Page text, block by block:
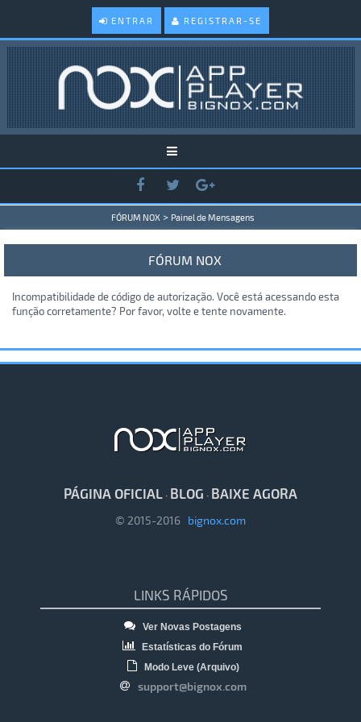
ENTRAR REGISTRAR-SE
FÓRUM NOX > Painel de Mensagens
FÓRUM NOX
Incompatibilidade de código de autorização. Você está acessando esta
função corretamente? Por favor, volte e tente novamente.
PÁGINA OFICIAL · BLOG · BAIXE AGORA
© 2015-2016 bignox.com
LINKS RÁPIDOS
Ver Novas Postagens
Estatísticas do Fórum
Modo Leve (Arquivo)
support@bignox.com